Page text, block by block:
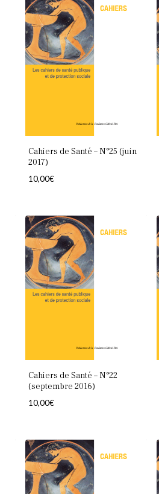
Cahiers de Santé – N°25 (juin
2017)
10,00€
Cahiers de Santé – N°22
(septembre 2016)
10,00€